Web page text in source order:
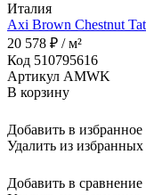
Италия
Axi Brown Chestnut
20 578 ₽ / м²
Код 510795616
Артикул AMWK
В корзину
Добавить в избранное
Удалить из избранных
Добавить в сравнение